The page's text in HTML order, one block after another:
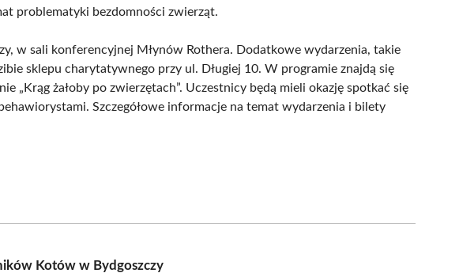
problematyki bezdomności zwierząt.
w sali konferencyjnej Młynów Rothera. Dodatkowe wydarzenia, takie
sklepu charytatywnego przy ul. Długiej 10. W programie znajdą się
„Krąg żałoby po zwierzętach”. Uczestnicy będą mieli okazję spotkać się
Szczegółowe informacje na temat wydarzenia i bilety
Kotów w Bydgoszczy